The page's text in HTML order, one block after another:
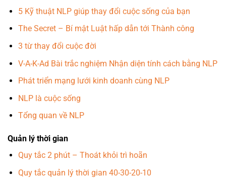
5 Kỹ thuật NLP giúp thay đổi cuộc sống của bạn
The Secret – Bí mật Luật hấp dẫn tới Thành công
3 từ thay đổi cuộc đời
V-A-K-Ad Bài trắc nghiệm Nhận diện tính cách bằng NLP
Phát triển mạng lưới kinh doanh cùng NLP
NLP là cuộc sống
Tổng quan về NLP
Quản lý thời gian
Quy tắc 2 phút – Thoát khỏi trì hoãn
Quy tắc quản lý thời gian 40-30-20-10